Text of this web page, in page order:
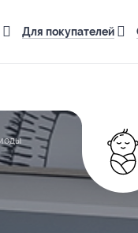
Для покупателей